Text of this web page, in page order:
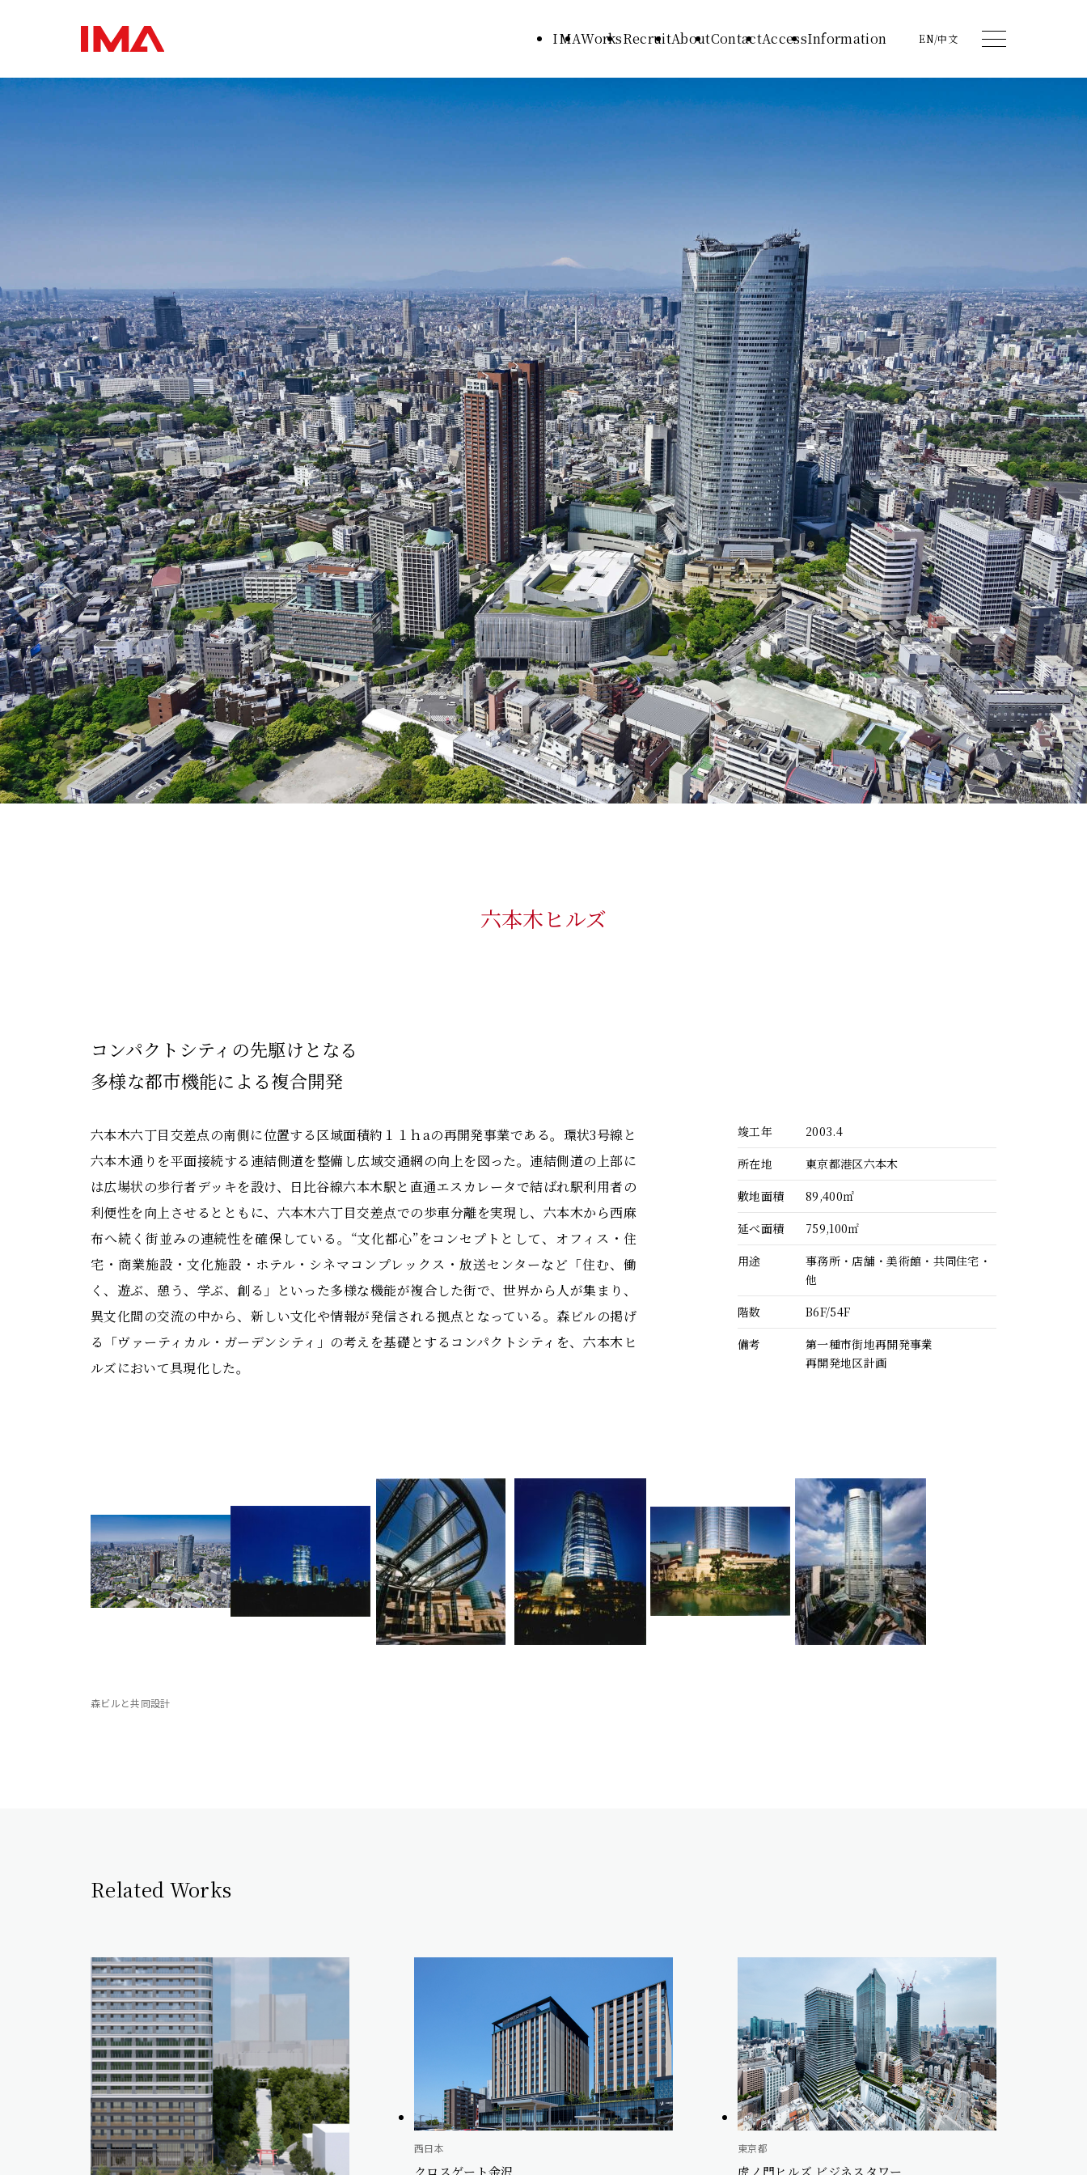
IMAWorksRecruitAboutContactAccessInformation EN/中文
六本木ヒルズ
コンパクトシティの先駆けとなる
多様な都市機能による複合開発
六本木六丁目交差点の南側に位置する区域面積約１１ｈaの再開発事業である。環状3号線と
六本木通りを平面接続する連結側道を整備し広域交通網の向上を図った。連結側道の上部に
は広場状の歩行者デッキを設け、日比谷線六本木駅と直通エスカレータで結ばれ駅利用者の
利便性を向上させるとともに、六本木六丁目交差点での歩車分離を実現し、六本木から西麻
布へ続く街並みの連続性を確保している。“文化都心”をコンセプトとして、オフィス・住
宅・商業施設・文化施設・ホテル・シネマコンプレックス・放送センターなど「住む、働
く、遊ぶ、憩う、学ぶ、創る」といった多様な機能が複合した街で、世界から人が集まり、
異文化間の交流の中から、新しい文化や情報が発信される拠点となっている。森ビルの掲げ
る「ヴァーティカル・ガーデンシティ」の考えを基礎とするコンパクトシティを、六本木ヒ
ルズにおいて具現化した。
竣工年
2003.4
所在地
東京都港区六本木
敷地面積
89,400㎡
延べ面積
759,100㎡
用途
事務所・店舗・美術館・共同住宅・
他
階数
B6F/54F
備考
第一種市街地再開発事業
再開発地区計画
森ビルと共同設計
Related Works
西日本
クロスゲート金沢
東京都
虎ノ門ヒルズ ビジネスタワー